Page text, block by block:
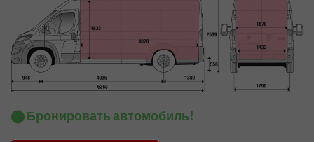
⬤ Бронировать автомобиль!